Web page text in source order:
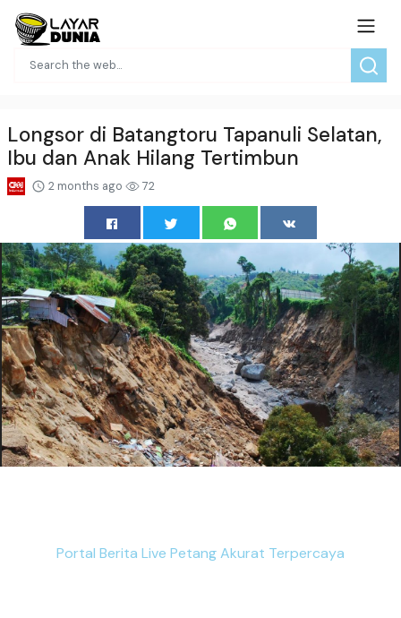
Longsor di Batangtoru Tapanuli Selatan,
Ibu dan Anak Hilang Tertimbun
2 months ago 72
Portal Berita Live Petang Akurat Terpercaya